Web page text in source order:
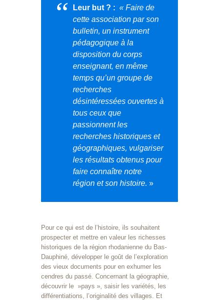
Leur but ? : « Faire de
cette association par son
bulletin, un instrument
pédagogique à la
disposition du corps
enseignant, en même
temps qu’un groupe de
recherches
désintéressées ouvertes à
tous ceux que
passionnent les
recherches historiques et
géographiques, vulgariser
les résultats obtenus pour
faire connaître notre
région et son histoire. »
Pour ce qui est de l’histoire, ils souhaitent
prospecter et mettre en valeur les richesses
historiques de la région rhodanienne du Bas-
Dauphiné, développer le goût de l’exploration
des vieux documents pour en exhumer les
cendres du passé. Concernant la géographie,
découvrir le »pays », saisir les variétés, les
différentiations, l’originalité des villages. Et